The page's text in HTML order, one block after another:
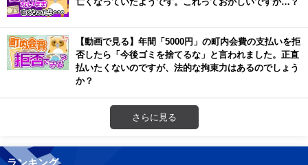
【動画で見る】年間「5000円」の町内会費の支払いを拒
否したら「今後ゴミを捨てるな」と言われました。正直
払いたくないのですが、法的な拘束力はあるのでしょう
か？
さらに見る
ランキング